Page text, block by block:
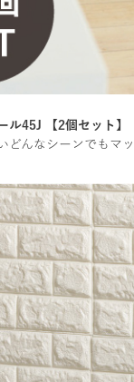
ル45J 【2個セット】
どんなシーンでもマ